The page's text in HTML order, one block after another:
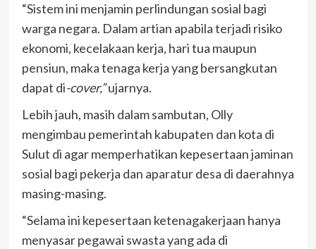
“Sistem ini menjamin perlindungan sosial bagi
warga negara. Dalam artian apabila terjadi risiko
ekonomi, kecelakaan kerja, hari tua maupun
pensiun, maka tenaga kerja yang bersangkutan
dapat di-cover,”ujarnya.
Lebih jauh, masih dalam sambutan, Olly
mengimbau pemerintah kabupaten dan kota di
Sulut di agar memperhatikan kepesertaan jaminan
sosial bagi pekerja dan aparatur desa di daerahnya
masing-masing.
“Selama ini kepesertaan ketenagakerjaan hanya
menyasar pegawai swasta yang ada di